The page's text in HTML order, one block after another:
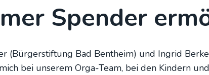
Spen­der
(Bür­ger­stif­tung Bad Bent­heim) und Ingrid
bei unse­rem Orga-Team, bei den Kin­dern